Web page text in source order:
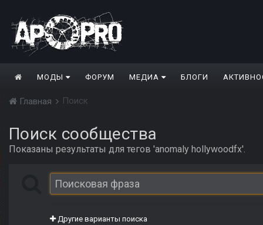
МОДЫ ФОРУМ МЕДИА БЛОГИ
Главная Поиск
Поиск сообщества
Показаны результаты для тегов 'anomaly hollywoodfx'.
Другие варианты поиска